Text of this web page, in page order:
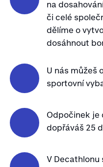
na
či celé
dělíme o
dosáhnout
U nás můžeš
sportovní
Odpočinek je
dopřáváš 25
V Decathlonu